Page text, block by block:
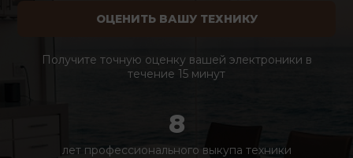
ОЦЕНИТЬ ВАШУ ТЕХНИКУ
Получите точную оценку вашей электроники в
течение 15 минут
8
лет профессионального выкупа техники